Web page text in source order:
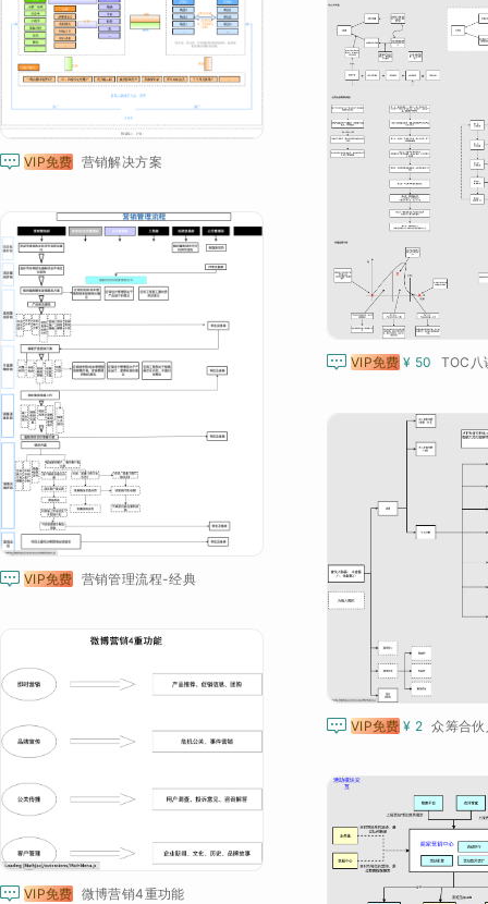
 VIP免费 ¥ 50 TOC八
 VIP免费 营销解决方案
 VIP免费 营销管理流程-经典
 VIP免费 ¥ 2 众筹合
 VIP免费 微博营销4重功能